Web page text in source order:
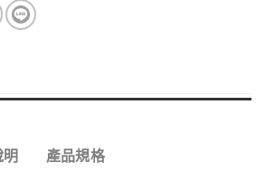
產品規格